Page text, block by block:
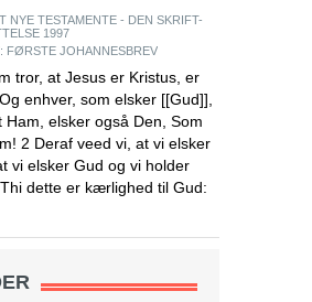
NYE TESTAMENTE - DEN SKRIFT-
1997
FØRSTE JOHANNESBREV
tror, at Jesus er Kristus, er
enhver, som elsker [[Gud]],
Ham, elsker også Den, Som
2 Deraf veed vi, at vi elsker
vi elsker Gud og vi holder
dette er kærlighed til Gud: